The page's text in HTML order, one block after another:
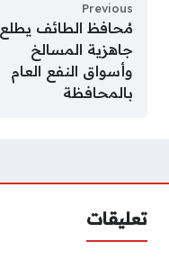
Previous
مُحافظ الطائف يطلع
جاهزية المسالخ
وأسواق النفع العام
بالمحافظة
تعليقات